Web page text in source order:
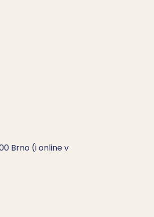
Brno (i online v